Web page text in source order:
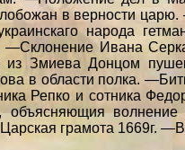
в верности
народа
Ивана
Змиева Донцом
в области полка.
Репко и сотника
грамота 1669г.